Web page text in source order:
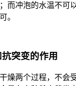
而冲泡的水温不可
。
突变的作用
燥两个过程，不会